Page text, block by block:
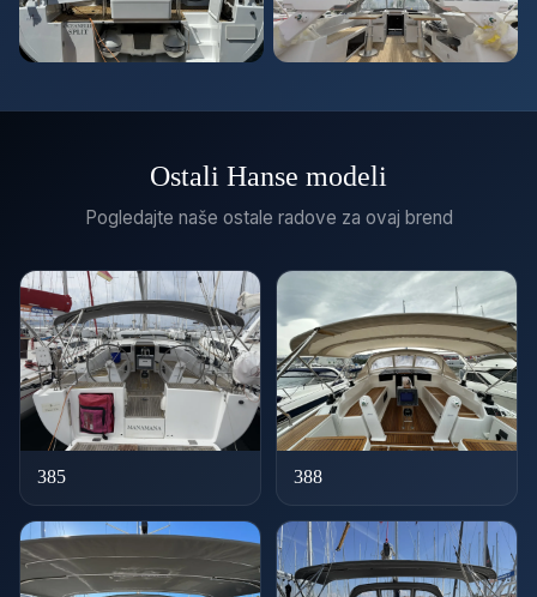
Ostali Hanse modeli
Pogledajte naše ostale radove za ovaj brend
385 388